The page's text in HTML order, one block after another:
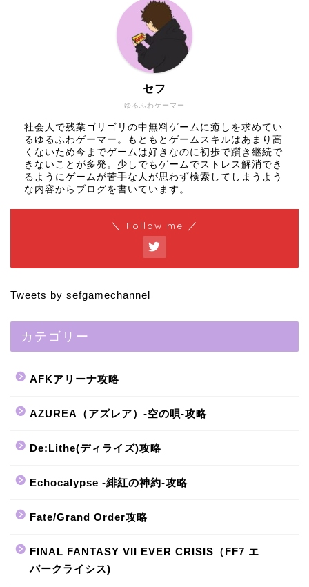
ゆるふわゲーマー
セフ
社会人で残業ゴリゴリの中無料ゲームに癒しを求めてい
るゆるふわゲーマー。もともとゲームスキルはあまり高
くないため今までゲームは好きなのに初歩で躓き継続で
きないことが多発。少しでもゲームでストレス解消でき
るようにゲームが苦手な人が思わず検索してしまうよう
な内容からブログを書いています。
＼ Follow me ／
Tweets by sefgamechannel
カテゴリー
AFKアリーナ攻略
AZUREA（アズレア）-空の唄-攻略
De:Lithe(ディライズ)攻略
Echocalypse -緋紅の神約-攻略
Fate/Grand Order攻略
FINAL FANTASY VII EVER CRISIS（FF7 エ
バークライシス)